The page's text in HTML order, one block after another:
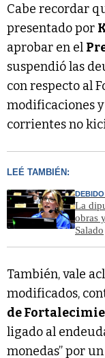
Cabe recordar
presentado por
aprobar en el
suspendió las
con respecto al
modificaciones
corrientes no
LEÉ TAMBIÉN:
La
obras
Salado
También, vale
modificados,
de
ligado al
monedas” por